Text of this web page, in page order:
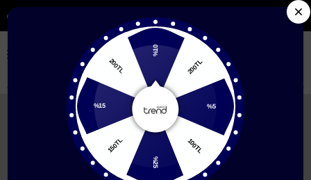
Ürünlerde %50'ye Varan İndirim
ÜST GİYİM İkili Takım Belden Kuşaklı Kolları Lastikli Fitilli
%10
200TL
100TL
150TL
200TL